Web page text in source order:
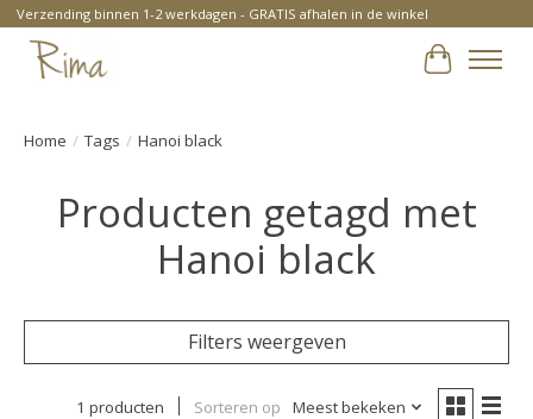
Verzending binnen 1-2 werkdagen - GRATIS afhalen in de winkel
Home / Tags / Hanoi black
Producten getagd met
Hanoi black
Filters weergeven
1 producten Sorteren op Meest bekeken